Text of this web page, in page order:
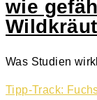
wie
Was Studien
Tipp-Track: